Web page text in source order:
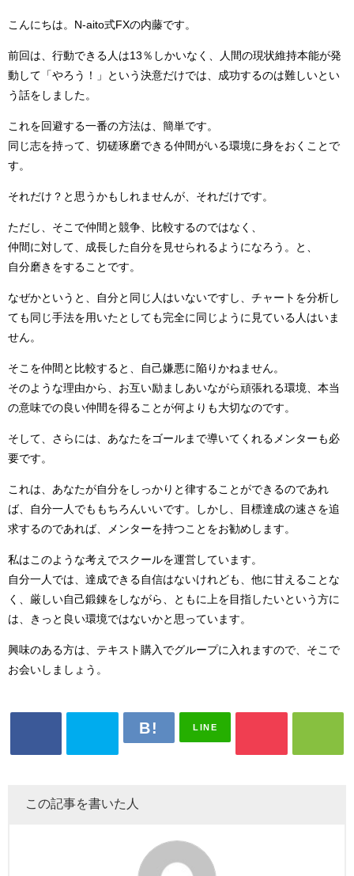
こんにちは。N-aito式FXの内藤です。
前回は、行動できる人は13％しかいなく、人間の現状維持本能が発
動して「やろう！」という決意だけでは、成功するのは難しいとい
う話をしました。
これを回避する一番の方法は、簡単です。
同じ志を持って、切磋琢磨できる仲間がいる環境に身をおくことで
す。
それだけ？と思うかもしれませんが、それだけです。
ただし、そこで仲間と競争、比較するのではなく、
仲間に対して、成長した自分を見せられるようになろう。と、
自分磨きをすることです。
なぜかというと、自分と同じ人はいないですし、チャートを分析し
ても同じ手法を用いたとしても完全に同じように見ている人はいま
せん。
そこを仲間と比較すると、自己嫌悪に陥りかねません。
そのような理由から、お互い励ましあいながら頑張れる環境、本当
の意味での良い仲間を得ることが何よりも大切なのです。
そして、さらには、あなたをゴールまで導いてくれるメンターも必
要です。
これは、あなたが自分をしっかりと律することができるのであれ
ば、自分一人でももちろんいいです。しかし、目標達成の速さを追
求するのであれば、メンターを持つことをお勧めします。
私はこのような考えでスクールを運営しています。
自分一人では、達成できる自信はないけれども、他に甘えることな
く、厳しい自己鍛錬をしながら、ともに上を目指したいという方に
は、きっと良い環境ではないかと思っています。
興味のある方は、テキスト購入でグループに入れますので、そこで
お会いしましょう。
LINE
この記事を書いた人